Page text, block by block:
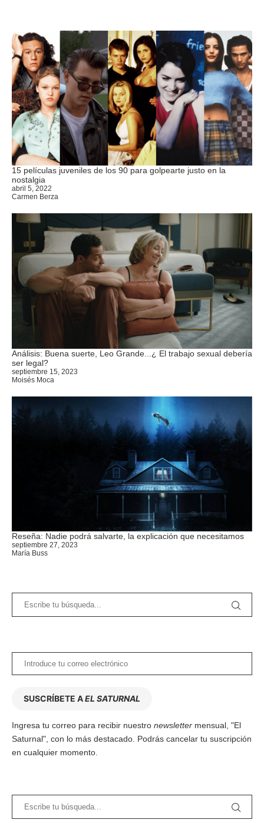
15 películas juveniles de los 90 para golpearte justo en la
nostalgia
abril 5, 2022
Carmen Berza
Análisis: Buena suerte, Leo Grande...¿ El trabajo sexual debería
ser legal?
septiembre 15, 2023
Moisés Moca
Reseña: Nadie podrá salvarte, la explicación que necesitamos
septiembre 27, 2023
María Buss
SUSCRÍBETE AEL SATURNAL
Ingresa tu correo para recibir nuestro newsletter mensual, "El
Saturnal", con lo más destacado. Podrás cancelar tu suscripción
en cualquier momento.